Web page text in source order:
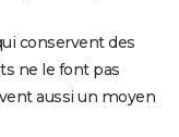
conservent des
ne le font pas
aussi un moyen